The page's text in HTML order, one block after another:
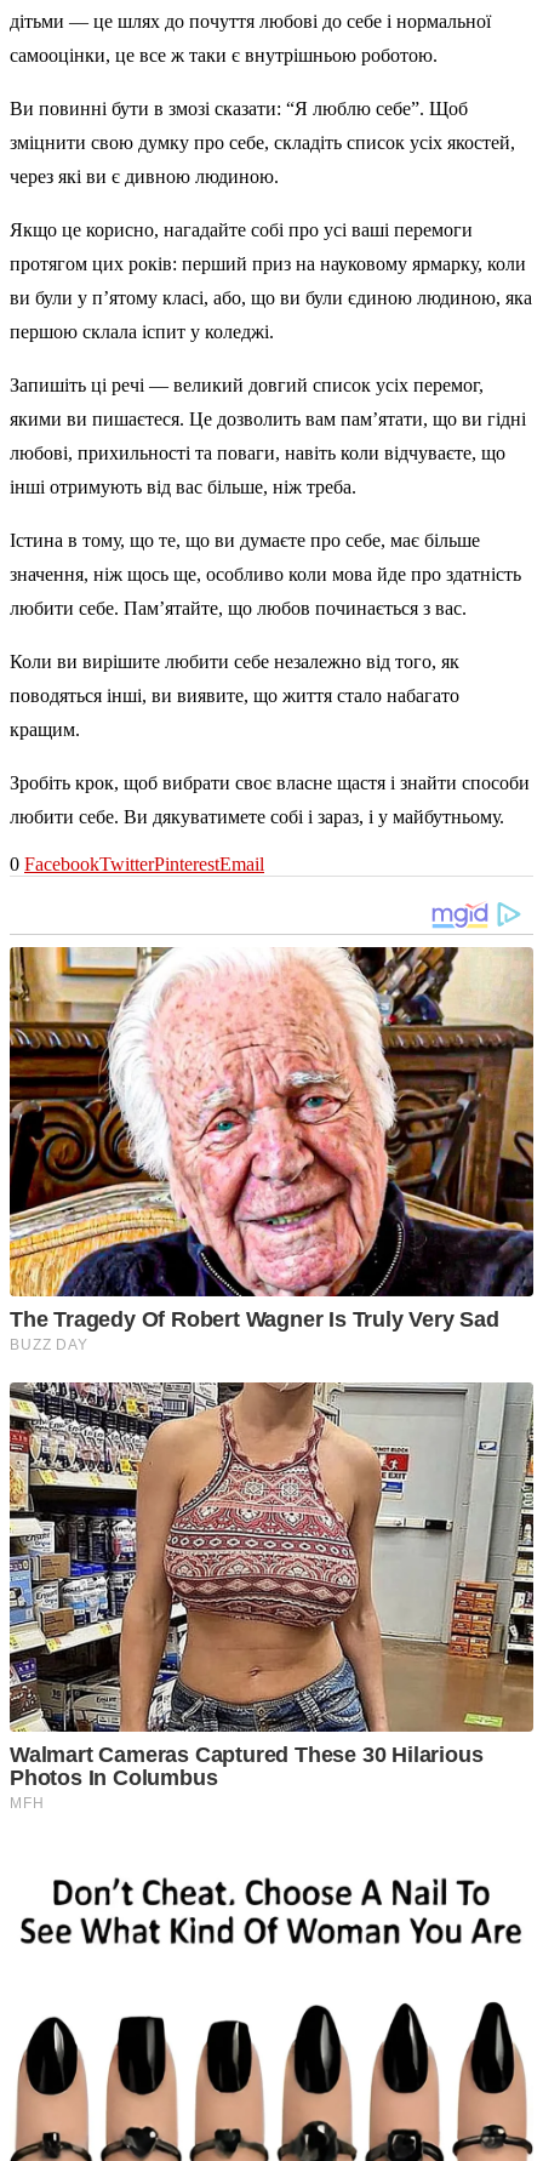
дітьми — це шлях до почуття любові до себе і нормальної
самооцінки, це все ж таки є внутрішньою роботою.
Ви повинні бути в змозі сказати: “Я люблю себе”. Щоб
зміцнити свою думку про себе, складіть список усіх якостей,
через які ви є дивною людиною.
Якщо це корисно, нагадайте собі про усі ваші перемоги
протягом цих років: перший приз на науковому ярмарку, коли
ви були у п’ятому класі, або, що ви були єдиною людиною, яка
першою склала іспит у коледжі.
Запишіть ці речі — великий довгий список усіх перемог,
якими ви пишаєтеся. Це дозволить вам пам’ятати, що ви гідні
любові, прихильності та поваги, навіть коли відчуваєте, що
інші отримують від вас більше, ніж треба.
Істина в тому, що те, що ви думаєте про себе, має більше
значення, ніж щось ще, особливо коли мова йде про здатність
любити себе. Пам’ятайте, що любов починається з вас.
Коли ви вирішите любити себе незалежно від того, як
поводяться інші, ви виявите, що життя стало набагато
кращим.
Зробіть крок, щоб вибрати своє власне щастя і знайти способи
любити себе. Ви дякуватимете собі і зараз, і у майбутньому.
0 FacebookTwitterPinterestEmail